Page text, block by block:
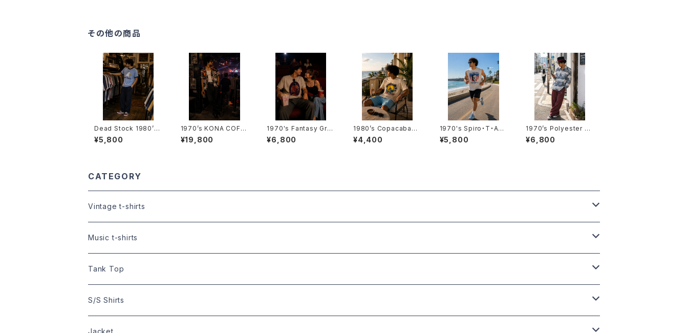
その他の商品
Dead Stock 1980’s
Trim T-Shirts -デッド
ストック 1980年代 リン
¥5,800
1970’s KONA COFFE
E HAWAIIAN SHIRTS
-1970年代 コナ・コー
¥19,800
1970's Fantasy Gra
phic T-Shirts -1970
年代 ファンタジーグラフ
¥6,800
1980’s Copacabana
Rio de Janeiro T-Sh
irts -1980年代 コパカ
¥4,400
1970's Spiro・T・Agn
ew Sleeveless T-S
hirts -1970年代 スピ
¥5,800
1970’s Polyester L/
S Shirts -1970年代
ポリエステル ロングス
¥6,800
CATEGORY
Vintage t-shirts
Size:XS
Size:S
Size:M
Size:L
Music t-shirts
S/S t-shirts
Size:XS
Size:S
L/S t-shirts
Size:XS
Tank Top
Size:M
Size:XS
S/S Shirts
Hawaiian Shirts